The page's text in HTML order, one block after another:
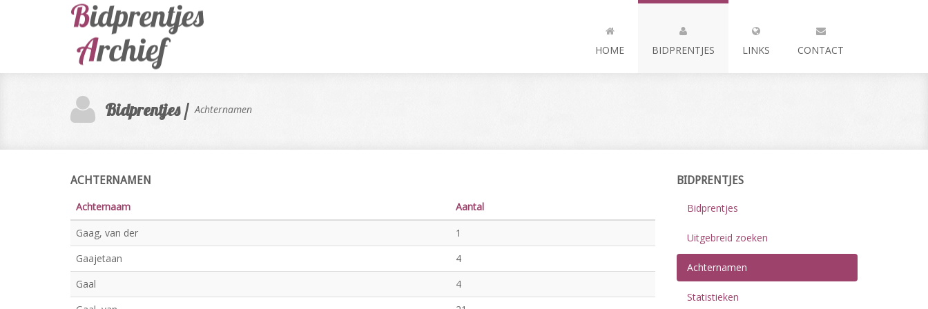
HOME BIDPRENTJES LINKS CONTACT
Bidprentjes / Achternamen
ACHTERNAMEN
Achternaam
Aantal
Gaag, van der
1
Gaajetaan
4
Gaal
4
BIDPRENTJES
Bidprentjes
Uitgebreid zoeken
Achternamen
Statistieken